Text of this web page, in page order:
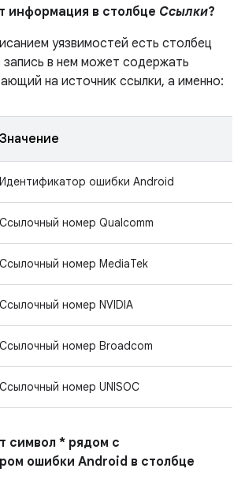
информация в столбце Ссылки?
уязвимостей есть столбец
в нем может содержать
на источник ссылки, а именно:
Значение
Идентификатор ошибки Android
Ссылочный номер Qualcomm
Ссылочный номер MediaTek
Ссылочный номер NVIDIA
Ссылочный номер Broadcom
Ссылочный номер UNISOC
символ * рядом с
ошибки Android в столбце